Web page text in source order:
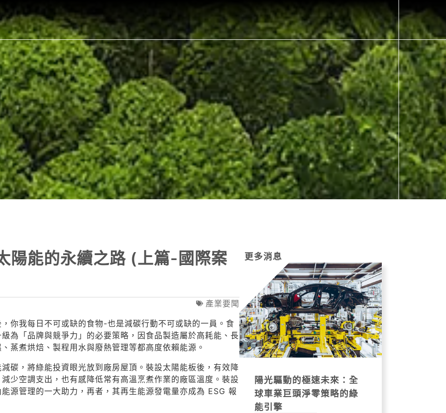
陽能的永續之路 (上篇-國際案
產業要聞
你我每日不可或缺的食物-也是減碳行動不可或缺的一員。食
為「品牌與競爭力」的必要策略，因食品製造屬於高耗能、長
蒸煮烘焙、製程用水與廢熱管理等都高度依賴能源。
碳，將綠能投資眼光放到廠房屋頂。裝設太陽能板後，有效降
少空調支出，也有感降低常有高溫烹煮作業的廠區溫度。裝設
源管理的一大助力，再者，其再生能源發電量亦成為 ESG 報
更多消息
陽光驅動的極速未來：全
球車業巨頭淨零策略的綠
能引擎